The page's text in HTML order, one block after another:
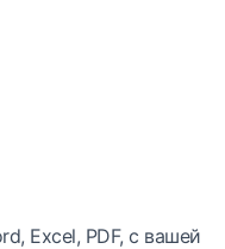
Exсel, PDF, с вашей